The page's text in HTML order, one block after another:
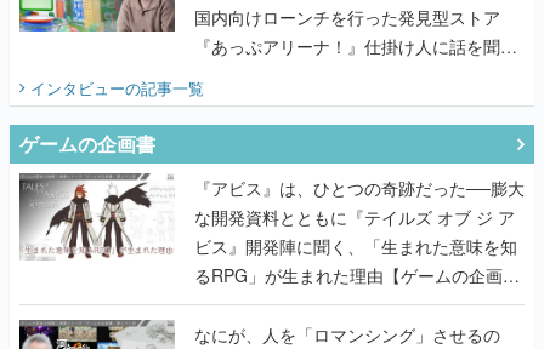
国内向けローンチを行った発見型ストア
『あっぷアリーナ！』仕掛け人に話を聞い
てみた
インタビューの記事一覧
ゲームの企画書
『アビス』は、ひとつの奇跡だった──膨大
な開発資料とともに『テイルズ オブ ジ ア
ビス』開発陣に聞く、「生まれた意味を知
るRPG」が生まれた理由【ゲームの企画
書】
なにが、人を「ロマンシング」させるの